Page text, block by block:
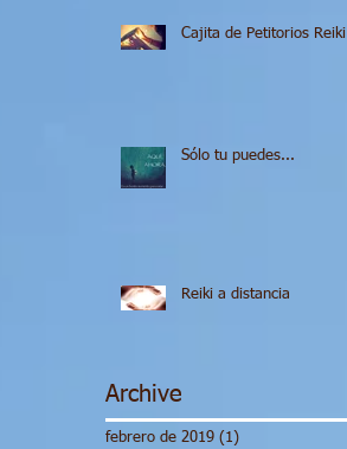
Cajita de Petitorios Reiki
Sólo tu puedes...
Reiki a distancia
Archive
febrero de 2019 (1)